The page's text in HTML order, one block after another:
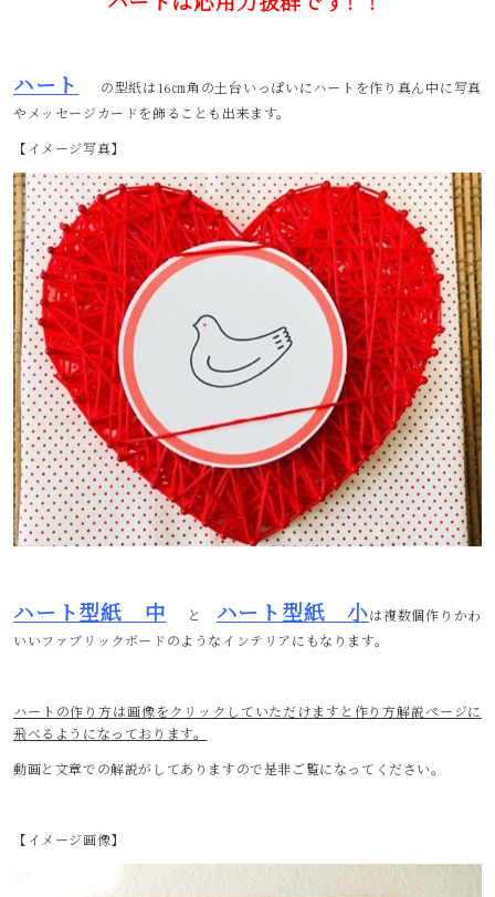
ハート
の型紙は16㎝角の土台いっぱいにハートを作り真ん中に写真
やメッセージカードを飾ることも出来ます。
【イメージ写真】
ハート型紙 中 と ハート型紙 小は複数個作りかわ
いいファブリックボードのようなインテリアにもなります。
ハートの作り方は画像をクリックしていただけますと作り方解説ページに
飛べるようになっております。
動画と文章での解説がしてありますので是非ご覧になってください。
【イメージ画像】